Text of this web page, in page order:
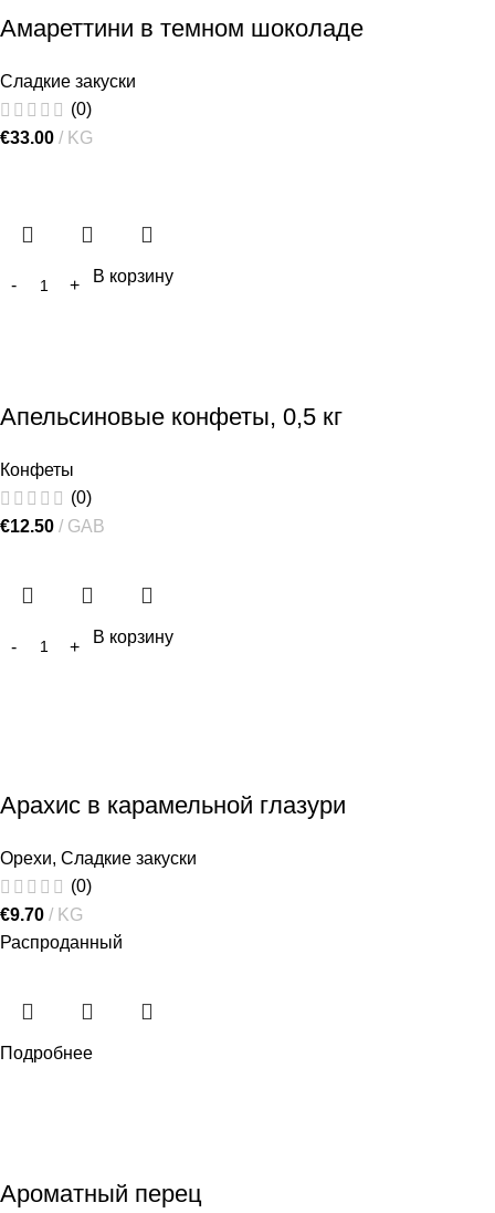
Амареттини в темном шоколаде
Сладкие закуски
(0)
€33.00 KG
В корзину
Апельсиновые конфеты, 0,5 кг
Конфеты
(0)
€12.50 GAB
В корзину
Арахис в карамельной глазури
Орехи, Сладкие закуски
(0)
€9.70
KG
Распроданный
Подробнее
Ароматный перец